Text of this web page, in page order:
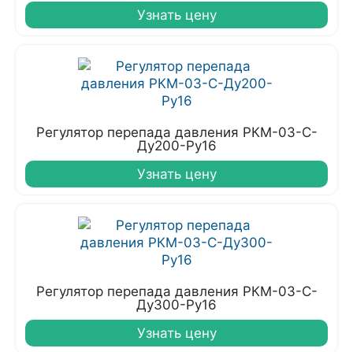
Узнать цену
Регулятор перепада давления РКМ-03-С-
Ду200-Ру16
Узнать цену
Регулятор перепада давления РКМ-03-С-
Ду300-Ру16
Узнать цену